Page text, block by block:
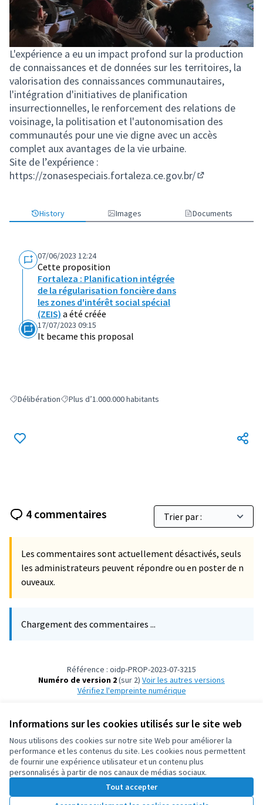
Informations sur les cookies utilisés sur le site web
Nous utilisons des cookies sur notre site Web pour améliorer la
performance et les contenus du site. Les cookies nous permettent
de fournir une expérience utilisateur et un contenu plus
personnalisés à partir de nos canaux de médias sociaux.
Tout accepter
L'expérience a eu un impact profond sur la production
de connaissances et de données sur les territoires, la
valorisation des connaissances communautaires,
l'intégration d'initiatives de planification
insurrectionnelles, le renforcement des relations de
voisinage, la politisation et l'autonomisation des
communautés pour une vie digne avec un accès
complet aux avantages de la vie urbaine.
Site de l’expérience :
https://zonasespeciais.fortaleza.ce.gov.br/
History Images Documents
07/06/2023 12:24
Cette proposition
Fortaleza : Planification intégrée
de la régularisation foncière dans
les zones d'intérêt social spécial
(ZEIS) a été créée
17/07/2023 09:15
It became this proposal
Filter results for: Délibération
DélibérationFilter results for: Plus d’1.000.000 habitants
Plus d’1.000.000 habitants
4 commentaires
Les commentaires sont actuellement désactivés, seuls
les administrateurs peuvent répondre ou en poster de n
ouveaux.
Chargement des commentaires ...
Référence : oidp-PROP-2023-07-3215
Numéro de version 2(sur 2)
voir les autres versions
Vérifiez l'empreinte numérique
Conditions d'utilisation
Paramètres des cookies
OIDP sur X
(Lien externe)
OIDP sur Facebook
(Lien externe)
OIDP sur YouTube
(Lien externe)
Français
Choose languageChoisir la langueElegir el idioma